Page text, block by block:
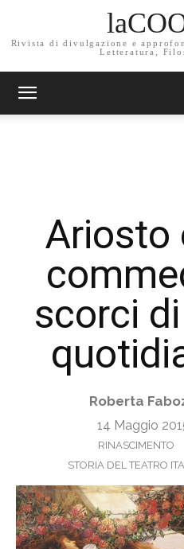
Rivista di divulgazione e
Letteratura,
Ariosto
scorci
Roberta
14 Maggio
RINASCIMENTO
STORIA DEL TEATRO